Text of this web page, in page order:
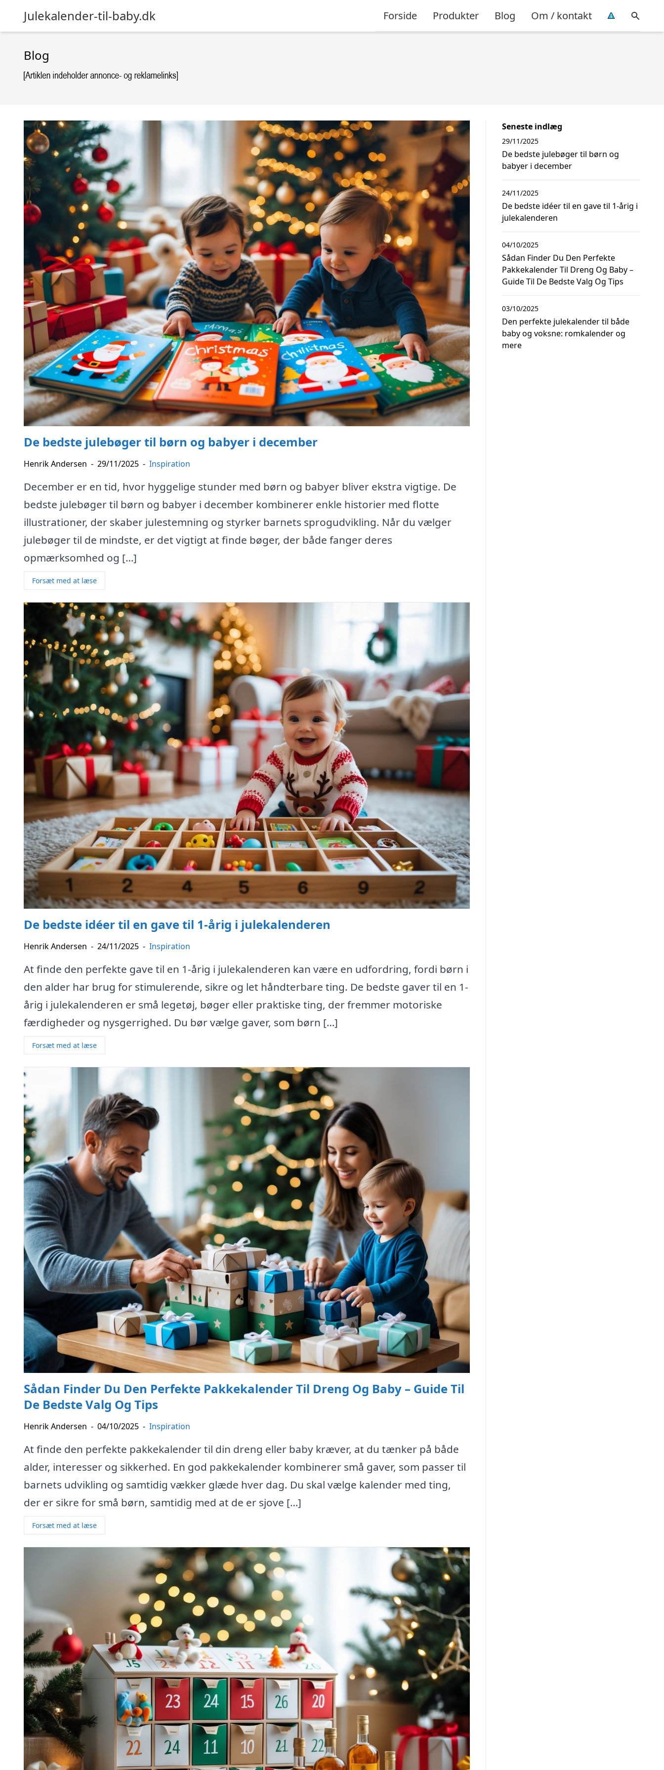
Julekalender-til-baby.dk Forside Produkter Blog Om / kontakt
Blog
De bedste julebøger til børn og babyer i december
Henrik Andersen - 29/11/2025 - Inspiration
December er en tid, hvor hyggelige stunder med børn og babyer bliver ekstra vigtige. De
bedste julebøger til børn og babyer i december kombinerer enkle historier med flotte
illustrationer, der skaber julestemning og styrker barnets sprogudvikling. Når du vælger
julebøger til de mindste, er det vigtigt at finde bøger, der både fanger deres
opmærksomhed og […]
Forsæt med at læse
De bedste idéer til en gave til 1-årig i julekalenderen
Henrik Andersen - 24/11/2025 - Inspiration
At finde den perfekte gave til en 1-årig i julekalenderen kan være en udfordring, fordi børn i
den alder har brug for stimulerende, sikre og let håndterbare ting. De bedste gaver til en 1-
årig i julekalenderen er små legetøj, bøger eller praktiske ting, der fremmer motoriske
færdigheder og nysgerrighed. Du bør vælge gaver, som børn […]
Forsæt med at læse
Sådan Finder Du Den Perfekte Pakkekalender Til Dreng Og Baby – Guide Til
De Bedste Valg Og Tips
Henrik Andersen - 04/10/2025 - Inspiration
At finde den perfekte pakkekalender til din dreng eller baby kræver, at du tænker på både
alder, interesser og sikkerhed. En god pakkekalender kombinerer små gaver, som passer til
barnets udvikling og samtidig vækker glæde hver dag. Du skal vælge kalender med ting,
der er sikre for små børn, samtidig med at de er sjove […]
Forsæt med at læse
Seneste indlæg
De bedste julebøger til børn og
babyer i december
29/11/2025
De bedste idéer til en gave til 1-årig i
julekalenderen
24/11/2025
Sådan Finder Du Den Perfekte
Pakkekalender Til Dreng Og Baby –
Guide Til De Bedste Valg Og Tips
04/10/2025
Den perfekte julekalender til både
baby og voksne: romkalender og
mere
03/10/2025